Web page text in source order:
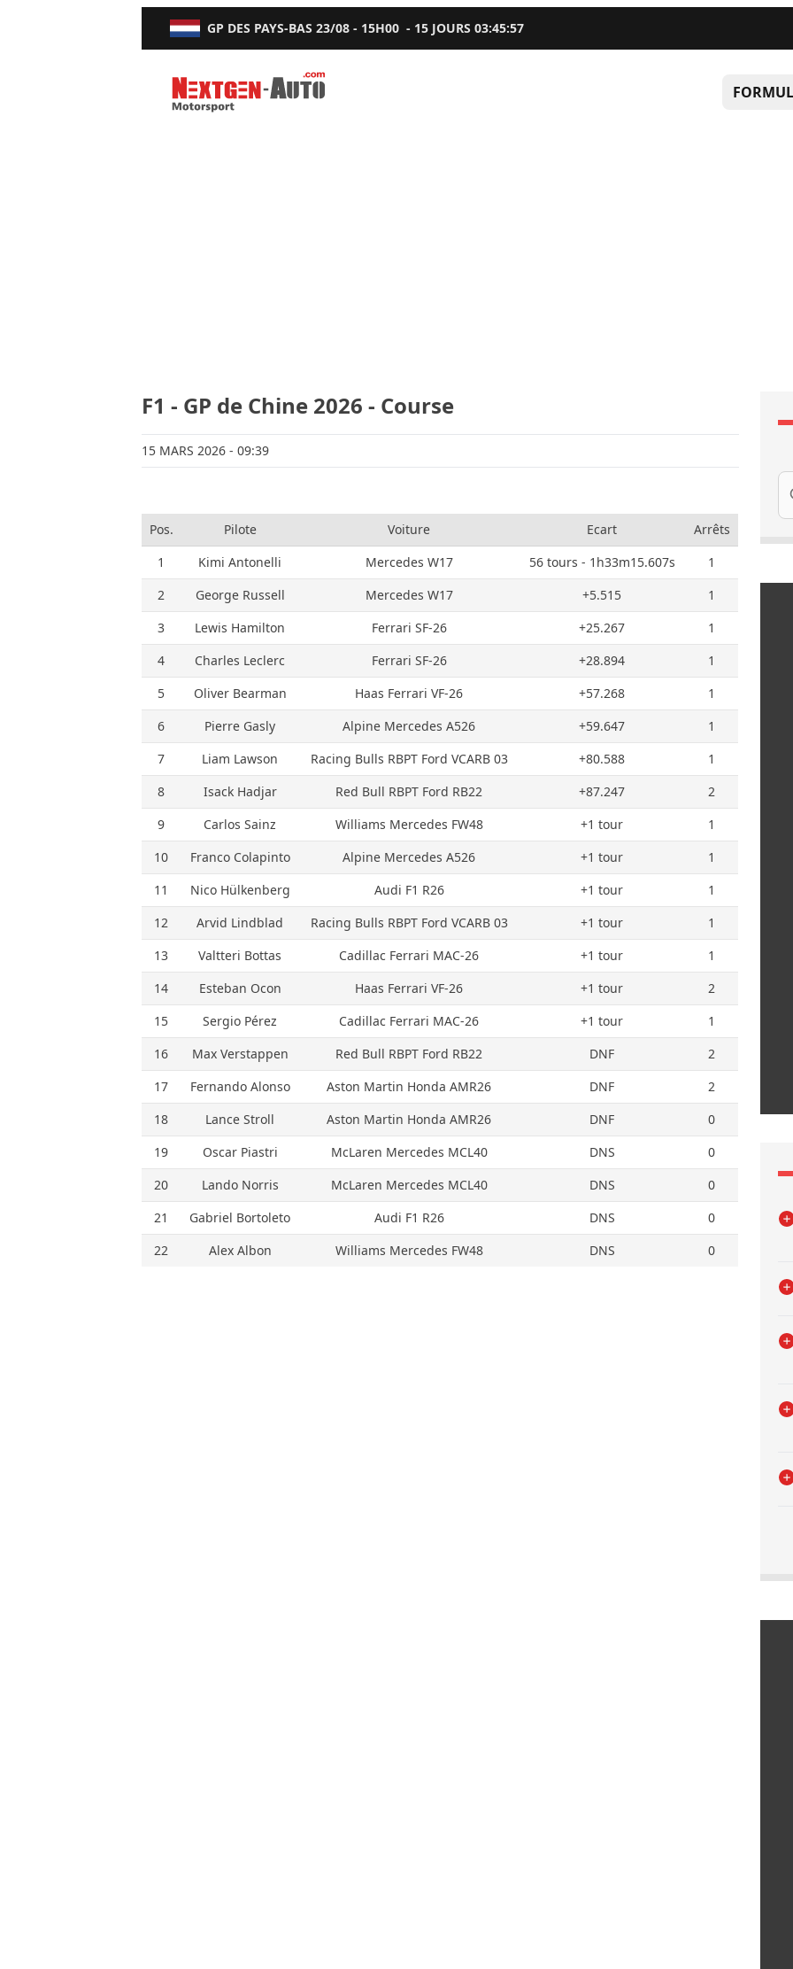
GP DES PAYS-BAS 23/08 - 15H00 - 15 JOURS03:45:56
Nextgen-Auto.com
F1 - GP de Chine 2026 - Course
15 MARS 2026 - 09:39
Pos. Pilote Voiture Ecart
Arrêts
1
Kimi Antonelli Mercedes W17 56 tours - 1h33m15.607s
1
2
George Russell Mercedes W17 +5.515
1
3
Lewis Hamilton Ferrari SF-26 +25.267
1
4
Charles Leclerc Ferrari SF-26 +28.894
1
5
Oliver Bearman Haas Ferrari VF-26 +57.268
1
6
Pierre Gasly Alpine Mercedes A526 +59.647
1
7
Liam Lawson Racing Bulls RBPT Ford VCARB 03 +80.588
1
8
Isack Hadjar Red Bull RBPT Ford RB22 +87.247
2
9
Carlos Sainz Williams Mercedes FW48 +1 tour
1
10
Franco Colapinto Alpine Mercedes A526 +1 tour
1
11
Nico Hülkenberg Audi F1 R26 +1 tour
1
12
Arvid Lindblad Racing Bulls RBPT Ford VCARB 03 +1 tour
1
13
Valtteri Bottas Cadillac Ferrari MAC-26 +1 tour
1
14
Esteban Ocon Haas Ferrari VF-26 +1 tour
2
15
Sergio Pérez Cadillac Ferrari MAC-26 +1 tour
1
16
Max Verstappen Red Bull RBPT Ford RB22 DNF
2
17
Fernando Alonso Aston Martin Honda AMR26 DNF
2
18
Lance Stroll Aston Martin Honda AMR26 DNF
0
19
Oscar Piastri McLaren Mercedes MCL40 DNS
0
20
Lando Norris McLaren Mercedes MCL40 DNS
0
21
Gabriel Bortoleto Audi F1 R26 DNS
0
22
Alex Albon Williams Mercedes FW48 DNS 0